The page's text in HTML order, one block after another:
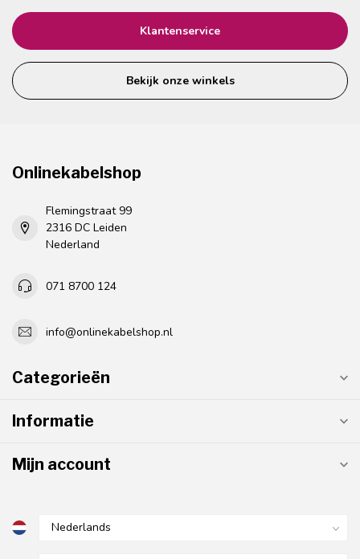
Klantenservice
Bekijk onze winkels
Onlinekabelshop
Flemingstraat 99
2316 DC Leiden
Nederland
071 8700 124
info@onlinekabelshop.nl
Categorieën
Informatie
Mijn account